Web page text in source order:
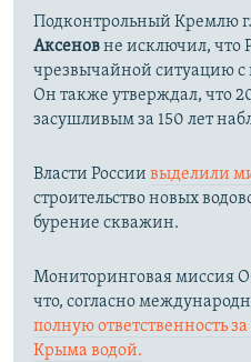
Подконтрольный Кремлю
Аксеновне исключил, что
чрезвычайной ситуацию
Он также утверждал, что
засушливым за 150 лет
Власти России выделили
строительство новых
бурение скважин.
Мониторинговая миссия
что, согласно
полную ответственность
Крыма водой.